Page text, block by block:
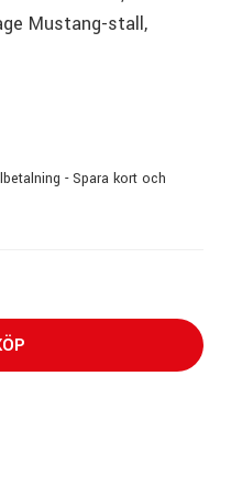
Mustang-stall,
- Spara kort och